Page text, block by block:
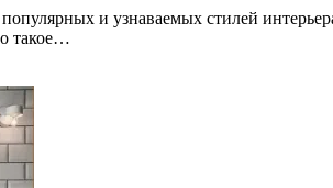
и узнаваемых стилей
такое…